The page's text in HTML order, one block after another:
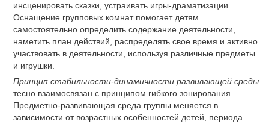
инсценировать сказки, устраивать игры-драматизации.
Оснащение групповых комнат помогает детям
самостоятельно определить содержание деятельности,
наметить план действий, распределять свое время и активно
участвовать в деятельности, используя различные предметы
и игрушки.
Принцип стабильности-динамичности развивающей среды
тесно взаимосвязан с принципом гибкого зонирования.
Предметно-развивающая среда группы меняется в
зависимости от возрастных особенностей детей, периода